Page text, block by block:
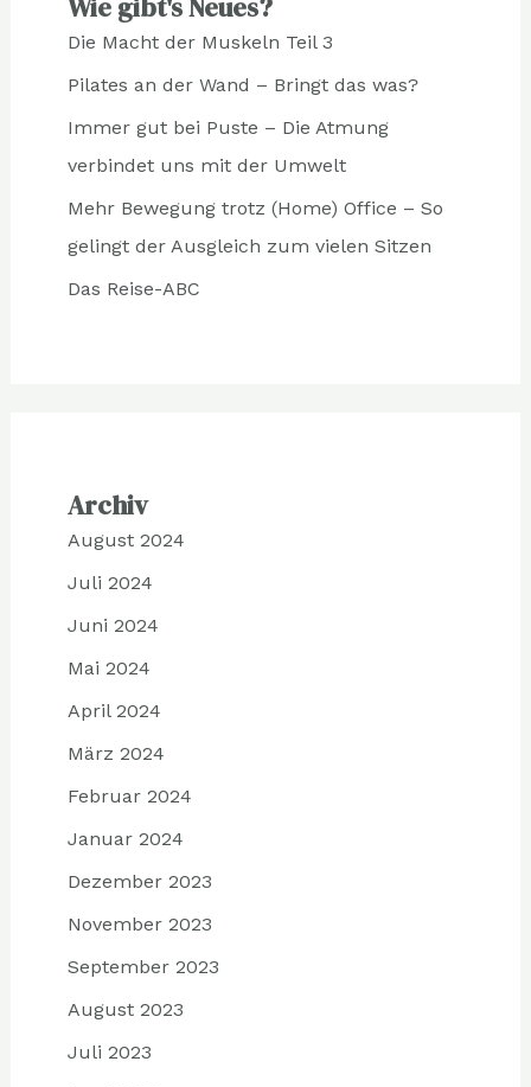
Die Macht der Muskeln Teil 3
Pilates an der Wand – Bringt das was?
Immer gut bei Puste – Die Atmung
verbindet uns mit der Umwelt
Mehr Bewegung trotz (Home) Office – So
gelingt der Ausgleich zum vielen Sitzen
Das Reise-ABC
Archiv
August 2024
Juli 2024
Juni 2024
Mai 2024
April 2024
März 2024
Februar 2024
Januar 2024
Dezember 2023
November 2023
September 2023
August 2023
Juli 2023